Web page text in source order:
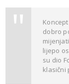
dobro
lijepo
su dio
klasični